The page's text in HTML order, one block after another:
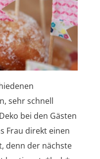
sehr schnell
bei den Gästen
Frau direkt einen
denn der nächste